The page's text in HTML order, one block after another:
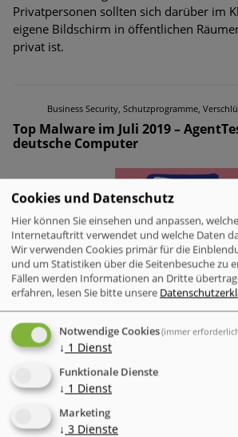
Privatpersonen sollten sich darüber im
eigene Bildschirm in öffentlichen
privat ist.
Business Security, Schutzprogramme,
Top Malware im Juli 2019 –
deutsche Computer
Sicherheitsforscher entdecken außerdem
SAN CARLOS, Kalifornien, 08. August
Cookies und Datenschutz
Hier können Sie einsehen und anpassen,
Internetauftritt verwendet und welche Daten
Wir verwenden Cookies primär für die
und um Statistiken über die Seitenbesuche zu
Fällen werden Informationen an Dritte
erfahren, lesen Sie bitte unsere
Notwendige Cookies(immer
↓ 1 Dienst
Funktionale Dienste
↓ 1 Dienst
Marketing
↓ 3 Dienste